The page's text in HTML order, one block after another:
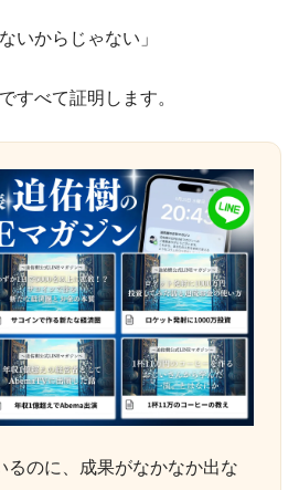
いからじゃない」
すべて証明します。
るのに、成果がなかなか出な